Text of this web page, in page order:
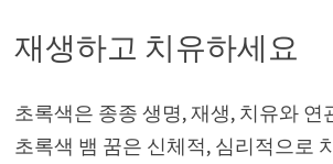
재생하고 치유하세요
초록색은 종종 생명, 재생, 치유와 연
초록색 뱀 꿈은 신체적, 심리적으로